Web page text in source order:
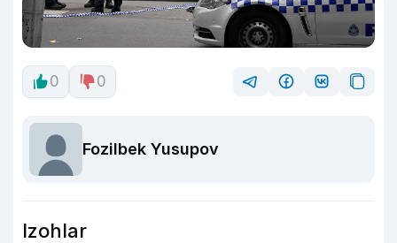
0 0
Fozilbek Yusupov
Izohlar